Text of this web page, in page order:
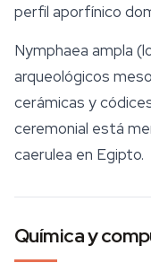
perfil aporfínico
Nymphaea ampla
arqueológicos
cerámicas y
ceremonial está
caerulea en Egipto.
Química y